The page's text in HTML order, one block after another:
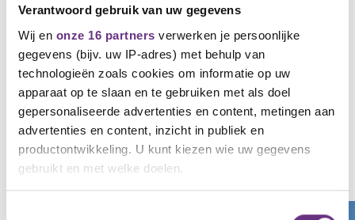
Verantwoord gebruik van uw gegevens
Wij en onze 16 partners verwerken je persoonlijke
gegevens (bijv. uw IP-adres) met behulp van
technologieën zoals cookies om informatie op uw
apparaat op te slaan en te gebruiken met als doel
gepersonaliseerde advertenties en content, metingen aan
advertenties en content, inzicht in publiek en
productontwikkeling. U kunt kiezen wie uw gegevens
gebruikt en met welke doelen.
Bestuurder CNV Vakmensen
M 06 47 82 68 69
Ea.baselmans@cnvvakmensen.nl
Gerelateerd nieuws